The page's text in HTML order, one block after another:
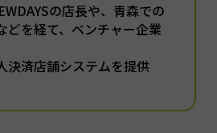
の店長や、青森での
どを経て、ベンチャー企業
決済店舗システムを提供